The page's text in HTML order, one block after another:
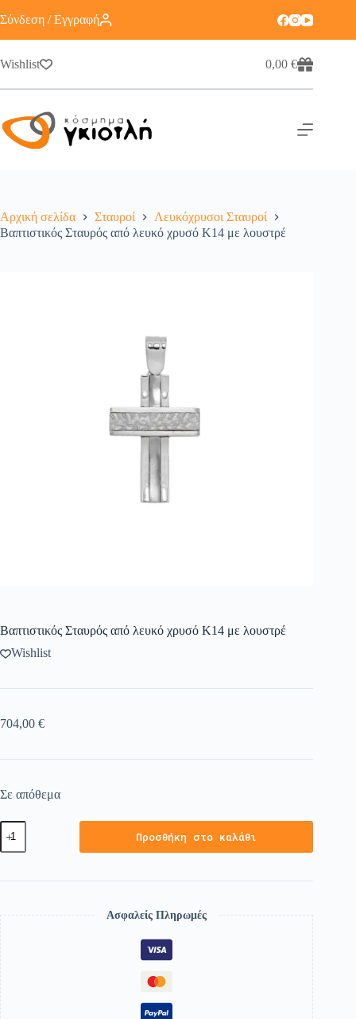
Σύνδεση / Εγγραφή
Wishlist 0,00€
Αρχική σελίδα Σταυροί
Λευκόχρυσοι Σταυροί
Βαπτιστικός Σταυρός από λευκό χρυσό Κ14 με λουστρέ
Βαπτιστικός Σταυρός από λευκό χρυσό Κ14 με λουστρέ
Wishlist
704,00 €
Σε απόθεμα
Προσθήκη στο καλάθι
Ασφαλείς Πληρωμές